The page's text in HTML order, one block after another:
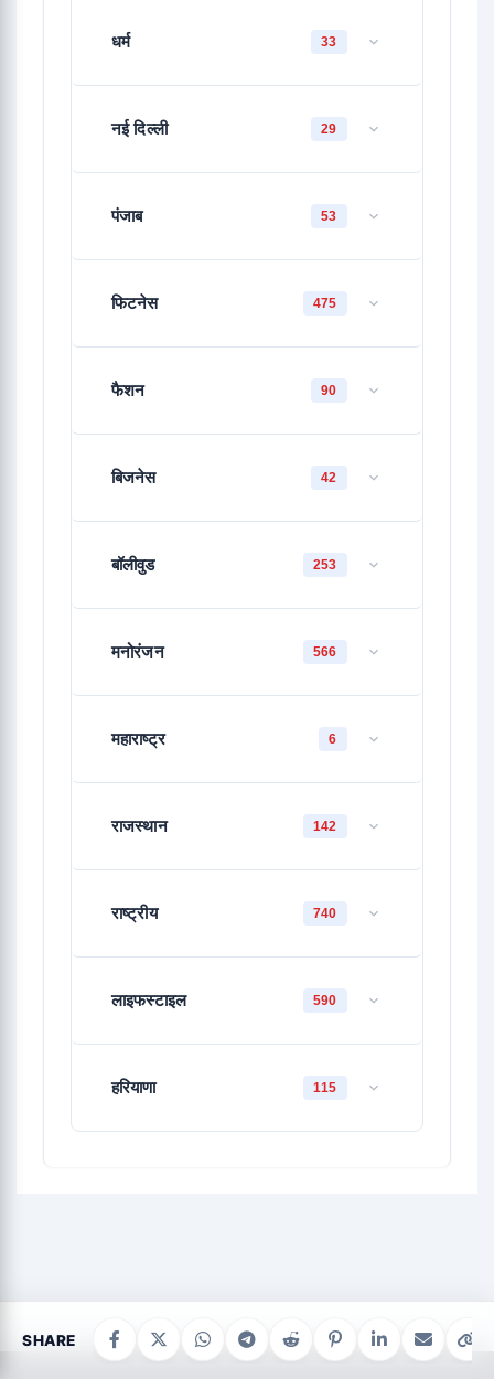
धर्म 33
नई दिल्ली 29
पंजाब 53
फिटनेस 475
फैशन 90
बिजनेस 42
बॉलीवुड 253
मनोरंजन 566
महाराष्ट्र 6
राजस्थान 142
राष्ट्रीय 740
लाइफस्टाइल 590
हरियाणा 115
SHARE